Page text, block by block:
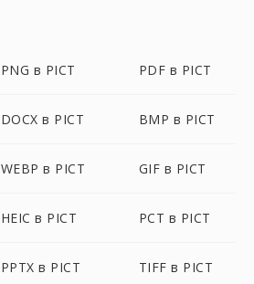
PNG в PICT PDF в PICT
DOCX в PICT BMP в PICT
WEBP в PICT GIF в PICT
HEIC в PICT PCT в PICT
PPTX в PICT TIFF в PICT